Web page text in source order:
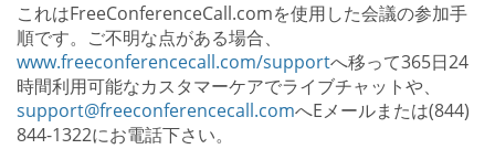
これはFreeConferenceCall.comを使用した会議の参加手
順です。ご不明な点がある場合、
www.freeconferencecall.com/supportへ移って365日24
時間利用可能なカスタマーケアでライブチャットや、
support@freeconferencecall.comへEメールまたは(844)
844-1322にお電話下さい。